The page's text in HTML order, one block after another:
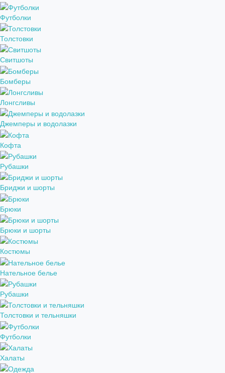
Футболки
Толстовки
Свитшоты
Бомберы
Лонгсливы
Джемперы и водолазки
Кофта
Рубашки
Бриджи и шорты
Брюки
Брюки и шорты
Костюмы
Нательное белье
Рубашки
Толстовки и тельняшки
Футболки
Халаты